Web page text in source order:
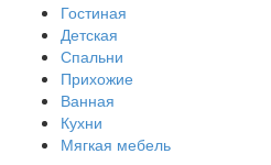
Гостиная
Детская
Спальни
Прихожие
Ванная
Кухни
Мягкая мебель